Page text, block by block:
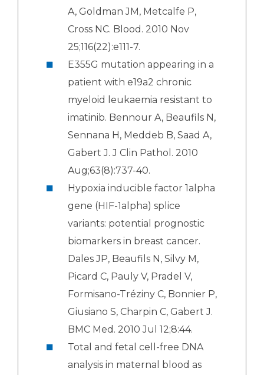
A, Goldman JM, Metcalfe P,
Cross NC. Blood. 2010 Nov
25;116(22):e111-7.
E355G mutation appearing in a
patient with e19a2 chronic
myeloid leukaemia resistant to
imatinib. Bennour A, Beaufils N,
Sennana H, Meddeb B, Saad A,
Gabert J. J Clin Pathol. 2010
Aug;63(8):737-40.
Hypoxia inducible factor 1alpha
gene (HIF-1alpha) splice
variants: potential prognostic
biomarkers in breast cancer.
Dales JP, Beaufils N, Silvy M,
Picard C, Pauly V, Pradel V,
Formisano-Tréziny C, Bonnier P,
Giusiano S, Charpin C, Gabert J.
BMC Med. 2010 Jul 12;8:44.
Total and fetal cell-free DNA
analysis in maternal blood as